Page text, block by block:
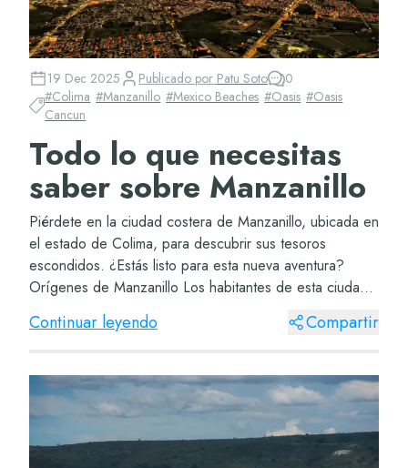
19 Dec 2025 Publicado por Patu Soto
0
#Colima #Manzanillo #Mexico Beaches #Oasis #Oasis
Cancun
Todo lo que necesitas
saber sobre Manzanillo
Piérdete en la ciudad costera de Manzanillo, ubicada en
el estado de Colima, para descubrir sus tesoros
escondidos. ¿Estás listo para esta nueva aventura?
Orígenes de Manzanillo Los habitantes de esta ciudad
tomaron el nombre de un árbol de manzanill...
Continuar leyendo Compartir